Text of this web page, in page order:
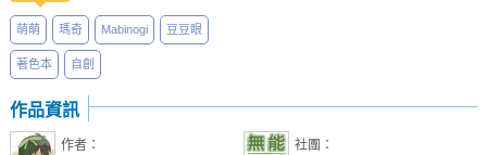
萌萌 瑪奇 Mabinogi 豆豆眼
著色本 自創
作品資訊
作者： 社團：